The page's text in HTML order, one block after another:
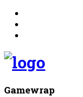
Gamewrap